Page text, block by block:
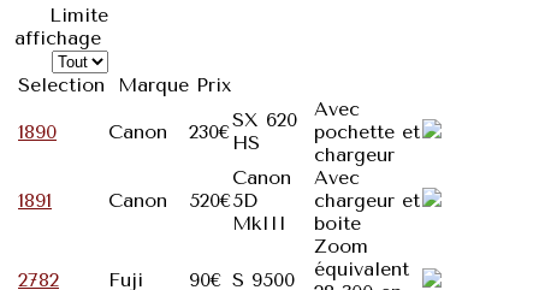
Limite
affichage
Selection Marque Prix
1890 Canon 230€
SX 620
HS
Avec
pochette et
chargeur
1891
Canon 520€
Canon
5D
MkIII
Avec
chargeur et
boite
2782 Fuji 90€ S 9500
Zoom
équivalent